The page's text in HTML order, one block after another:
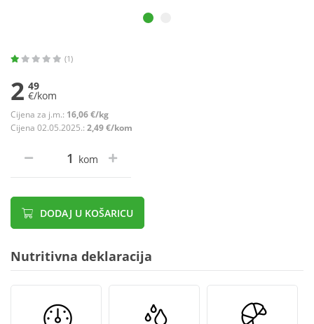
(1)
2 49
€/kom
Cijena za j.m.: 16,06 €/kg
Cijena 02.05.2025.: 2,49 €/kom
kom
DODAJ U KOŠARICU
Nutritivna deklaracija